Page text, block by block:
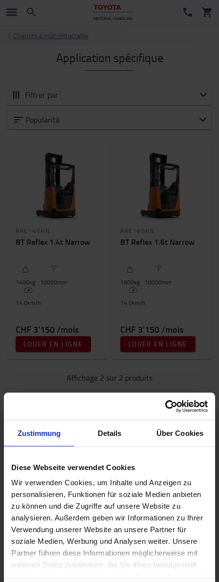
Zustimmung Details Über Cookies
Diese Webseite verwendet Cookies
Wir verwenden Cookies, um Inhalte und Anzeigen zu
personalisieren, Funktionen für soziale Medien anbieten
zu können und die Zugriffe auf unsere Website zu
analysieren. Außerdem geben wir Informationen zu Ihrer
Verwendung unserer Website an unsere Partner für
soziale Medien, Werbung und Analysen weiter. Unsere
Partner führen diese Informationen möglicherweise mit
weiteren Daten zusammen, die Sie ihnen bereitgestellt
Chariots à mât rétractable
Application spécifique
Filtrer par :
Catégorie
Hauteur de levée (mm)
Popularité
RRE140HN
BT Reflex 1.4t Narrow
1400kg 10000mm
14.0km/h
CHF 3’150 /mois
LOUER EN LIGNE
RRE160HN
BT Reflex 1.6t Narrow
1600kg 10000mm
14.0km/h
CHF 3’150 /mois
LOUER EN LIGNE
Affichage 2 sur 2 produits
A propos de Toyota
Choisir Toyota
Le Concept de Service Toyota (TSC)
Toyota Production System
Travailler chez Toyota
Durabilité
Comment acheter en ligne ?